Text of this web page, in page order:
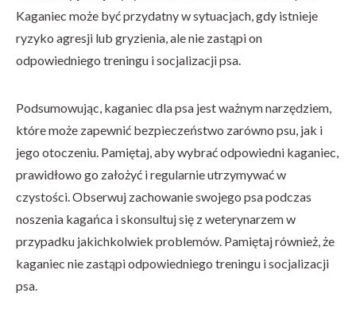
Kaganiec może być przydatny w sytuacjach, gdy istnieje
ryzyko agresji lub gryzienia, ale nie zastąpi on
odpowiedniego treningu i socjalizacji psa.
Podsumowując, kaganiec dla psa jest ważnym narzędziem,
które może zapewnić bezpieczeństwo zarówno psu, jak i
jego otoczeniu. Pamiętaj, aby wybrać odpowiedni kaganiec,
prawidłowo go założyć i regularnie utrzymywać w
czystości. Obserwuj zachowanie swojego psa podczas
noszenia kagańca i skonsultuj się z weterynarzem w
przypadku jakichkolwiek problemów. Pamiętaj również, że
kaganiec nie zastąpi odpowiedniego treningu i socjalizacji
psa.